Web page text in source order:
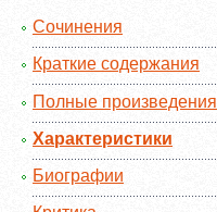
Сочинения
Краткие содержания
Полные произведения
Характеристики
Биографии